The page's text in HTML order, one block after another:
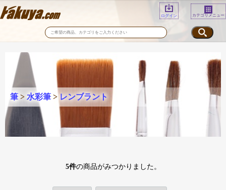
ログイン カテゴリメニュー
筆 > 水彩筆 > レンブラント
5件の商品がみつかりました。